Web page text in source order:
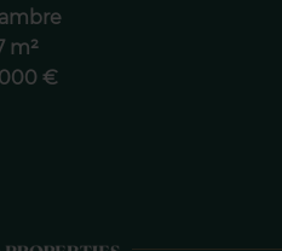
m²
000 €